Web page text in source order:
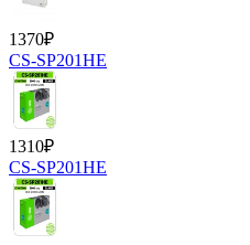
1370₽
CS-SP201HE
1310₽
CS-SP201HE